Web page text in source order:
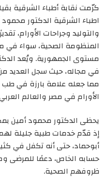
كرّمت نقابة أطباء الشرقية
اطباء الشرقية الدكتور
والتوليد وجراحات الأورام،
المنظومة الصحية، سواء في
مستوى الجمهورية. ويُعد
في مجاله، حيث سجل العديد
مما جعله علامة بارزة في طب
الأورام في مصر والعالم
يحظى الدكتور محمود أمين
إذ قدّم خدمات طبية جليلة
أبوحماد، حتى أنه تكفل في
حسابه الخاص، دعمًا
ظروفهم الصحية.